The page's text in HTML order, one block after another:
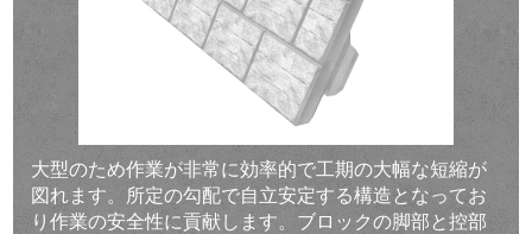
大型のため作業が非常に効率的で工期の大幅な短縮が
図れます。所定の勾配で自立安定する構造となってお
り作業の安全性に貢献します。ブロックの脚部と控部